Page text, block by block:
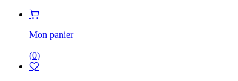
Mon panier
(0)